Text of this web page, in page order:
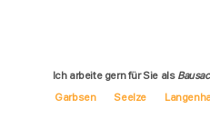
Ich arbeite gern für Sie als
Garbsen
Seelze